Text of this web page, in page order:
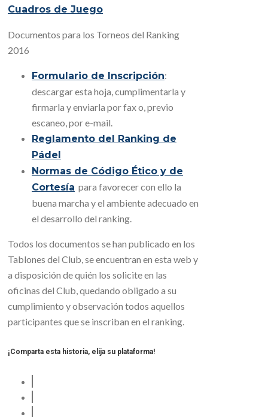
Cuadros de Juego
Documentos para los Torneos del Ranking
2016
Formulario de Inscripción:
descargar esta hoja, cumplimentarla y
firmarla y enviarla por fax o, previo
escaneo, por e-mail.
Reglamento del Ranking de
Pádel
Normas de Código Ético y de
Cortesía para favorecer con ello la
buena marcha y el ambiente adecuado en
el desarrollo del ranking.
Todos los documentos se han publicado en los
Tablones del Club, se encuentran en esta web y
a disposición de quién los solicite en las
oficinas del Club, quedando obligado a su
cumplimiento y observación todos aquellos
participantes que se inscriban en el ranking.
¡Comparta esta historia, elija su plataforma!